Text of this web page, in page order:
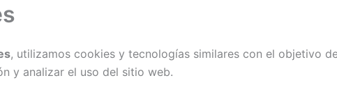
, utilizamos cookies y tecnologías similares con el objetivo
y analizar el uso del sitio web.